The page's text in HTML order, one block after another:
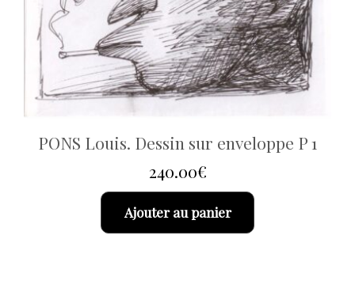
PONS Louis. Dessin sur enveloppe P 1
240.00€
Ajouter au panier